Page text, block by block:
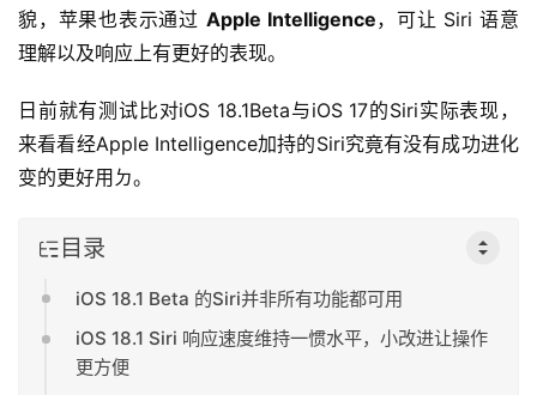
貌，苹果也表示通过 Apple Intelligence，可让 Siri 语意
理解以及响应上有更好的表现。
日前就有测试比对iOS 18.1Beta与iOS 17的Siri实际表现，
来看看经Apple Intelligence加持的Siri究竟有没有成功进化
变的更好用ㄉ。
目录
iOS 18.1 Beta 的Siri并非所有功能都可用
iOS 18.1 Siri 响应速度维持一惯水平，小改进让操作
更方便